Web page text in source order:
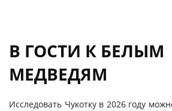
В ГОСТИ К БЕЛЫМ
МЕДВЕДЯМ
Исследовать Чукотку в 2026 году